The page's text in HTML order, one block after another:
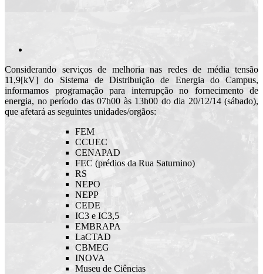
Considerando serviços de melhoria nas redes de média tensão
11,9[kV] do Sistema de Distribuição de Energia do Campus,
informamos programação para interrupção no fornecimento de
energia, no período das 07h00 às 13h00 do dia 20/12/14 (sábado),
que afetará as seguintes unidades/orgãos:
FEM
CCUEC
CENAPAD
FEC (prédios da Rua Saturnino)
RS
NEPO
NEPP
CEDE
IC3 e IC3,5
EMBRAPA
LaCTAD
CBMEG
INOVA
Museu de Ciências